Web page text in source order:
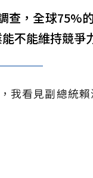
查，全球75%
不能維持競爭
我看見副總統